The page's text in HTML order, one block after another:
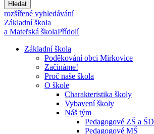
Hledat
rozšířené vyhledávání
Základní škola
a Mateřská školaPřídolí
Základní škola
Poděkování obci Mirkovice
Začínáme!
Proč naše škola
O škole
Charakteristika školy
Vybavení školy
Náš tým
Pedagogové ZŠ a ŠD
Pedagogové MŠ